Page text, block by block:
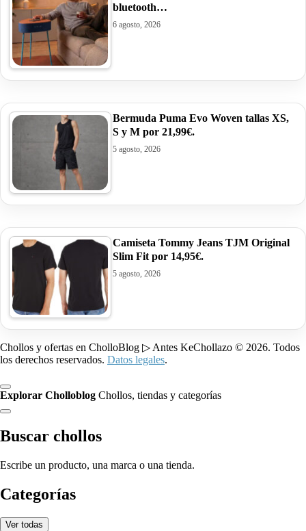
bluetooth…
6 agosto, 2026
Bermuda Puma Evo Woven tallas XS,
S y M por 21,99€.
5 agosto, 2026
Camiseta Tommy Jeans TJM Original
Slim Fit por 14,95€.
5 agosto, 2026
Chollos y ofertas en CholloBlog ▷ Antes KeChollazo © 2026. Todos
los derechos reservados. Datos legales.
Explorar Cholloblog Chollos, tiendas y categorías
Buscar chollos
Escribe un producto, una marca o una tienda.
Categorías
Ver todas